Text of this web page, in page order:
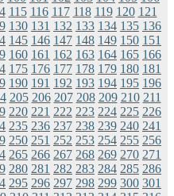
115 116 117 118 119 120 121
130 131 132 133 134 135 136
145 146 147 148 149 150 151
160 161 162 163 164 165 166
175 176 177 178 179 180 181
190 191 192 193 194 195 196
205 206 207 208 209 210 211
220 221 222 223 224 225 226
235 236 237 238 239 240 241
250 251 252 253 254 255 256
265 266 267 268 269 270 271
280 281 282 283 284 285 286
295 296 297 298 299 300 301